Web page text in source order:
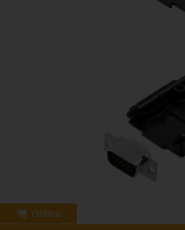
Online